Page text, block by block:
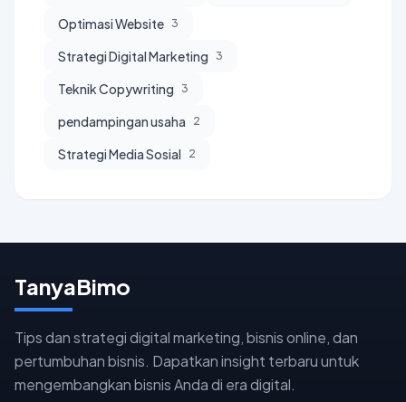
Optimasi Website 3
Strategi Digital Marketing 3
Teknik Copywriting 3
pendampingan usaha 2
Strategi Media Sosial 2
TanyaBimo
Tips dan strategi digital marketing, bisnis online, dan
pertumbuhan bisnis. Dapatkan insight terbaru untuk
mengembangkan bisnis Anda di era digital.